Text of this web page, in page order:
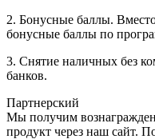
2. Бонусные баллы.
бонусные баллы по
3. Снятие наличных без
банков.
Партнерский
Мы получим
продукт через наш сайт.